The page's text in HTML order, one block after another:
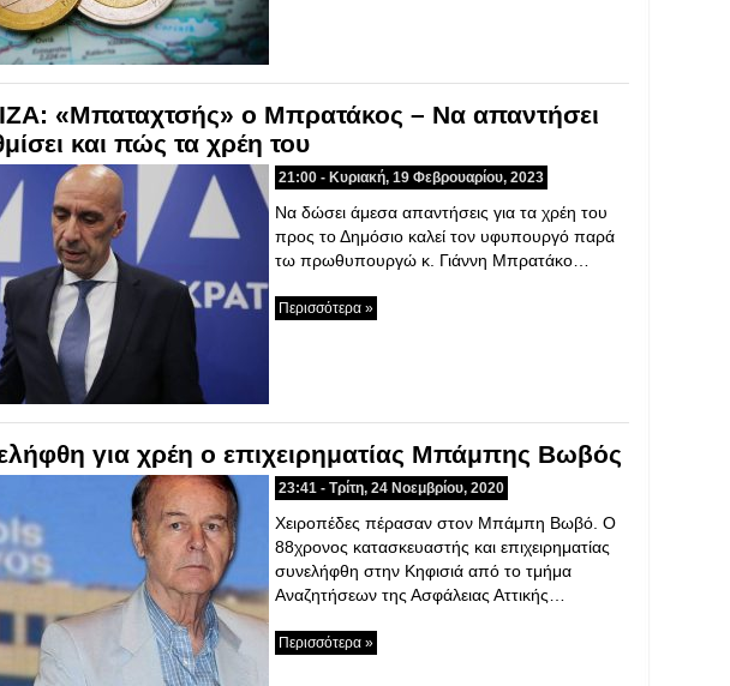
«Μπαταχτσής» ο Μπρατάκος – Να απαντήσει
και πώς τα χρέη του
21:00 - Κυριακή, 19 Φεβρουαρίου, 2023
Να δώσει άμεσα απαντήσεις για τα χρέη του
προς το Δημόσιο καλεί τον υφυπουργό παρά
τω πρωθυπουργώ κ. Γιάννη Μπρατάκο…
Περισσότερα »
για χρέη ο επιχειρηματίας Μπάμπης Βωβός
23:41 - Τρίτη, 24 Νοεμβρίου, 2020
Χειροπέδες πέρασαν στον Μπάμπη Βωβό. Ο
88χρονος κατασκευαστής και επιχειρηματίας
συνελήφθη στην Κηφισιά από το τμήμα
Αναζητήσεων της Ασφάλειας Αττικής…
Περισσότερα »